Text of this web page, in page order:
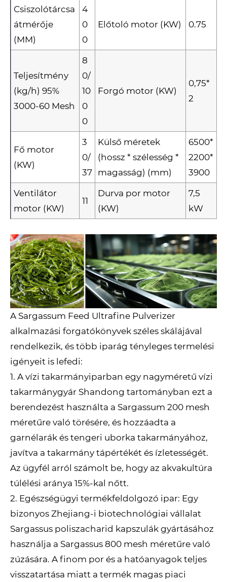
Csiszolótárcsa
átmérője
(MM)
4
0
0
Előtoló motor (KW) 0.75
Teljesítmény
(kg/h) 95%
3000-60 Mesh
8
0/
10
0
0
Forgó motor (KW)
0,75*
2
Fő motor
(KW)
3
0/
37
Külső méretek
(hossz * szélesség *
magasság) (mm)
6500*
2200*
3900
Ventilátor
motor (KW)
11
Durva por motor
(KW)
7,5
kW
A Sargassum Feed Ultrafine Pulverizer
alkalmazási forgatókönyvek széles skálájával
rendelkezik, és több iparág tényleges termelési
igényeit is lefedi:
1. A vízi takarmányiparban egy nagyméretű vízi
takarmánygyár Shandong tartományban ezt a
berendezést használta a Sargassum 200 mesh
méretűre való törésére, és hozzáadta a
garnélarák és tengeri uborka takarmányához,
javítva a takarmány tápértékét és ízletességét.
Az ügyfél arról számolt be, hogy az akvakultúra
túlélési aránya 15%-kal nőtt.
2. Egészségügyi termékfeldolgozó ipar: Egy
bizonyos Zhejiang-i biotechnológiai vállalat
Sargassus poliszacharid kapszulák gyártásához
használja a Sargassus 800 mesh méretűre való
zúzására. A finom por és a hatóanyagok teljes
visszatartása miatt a termék magas piaci